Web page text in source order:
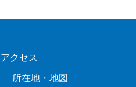
アクセス
― 所在地・地図